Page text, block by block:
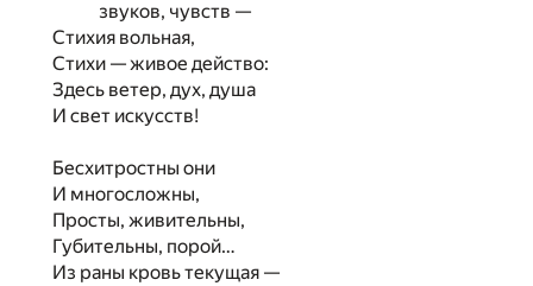
звуков, чувств —
Стихия вольная,
Стихи — живое действо:
Здесь ветер, дух, душа
И свет искусств!
Бесхитростны они
И многосложны,
Просты, живительны,
Губительны, порой…
Из раны кровь текущая —